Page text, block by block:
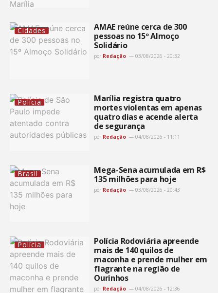
Cidades
AMAE reúne cerca de 300
pessoas no 15º Almoço
Solidário
por Redação 03/08/2026 - 20:32
Polícia
Marília registra quatro
mortes violentas em apenas
quatro dias e acende alerta
de segurança
por Redação 04/08/2026 - 11:11
Brasil
Mega-Sena acumulada em R$
135 milhões para hoje
por Redação 03/08/2026 - 20:43
Polícia
Polícia Rodoviária apreende
mais de 140 quilos de
maconha e prende mulher em
flagrante na região de
Ourinhos
por Redação 04/08/2026 - 12:36